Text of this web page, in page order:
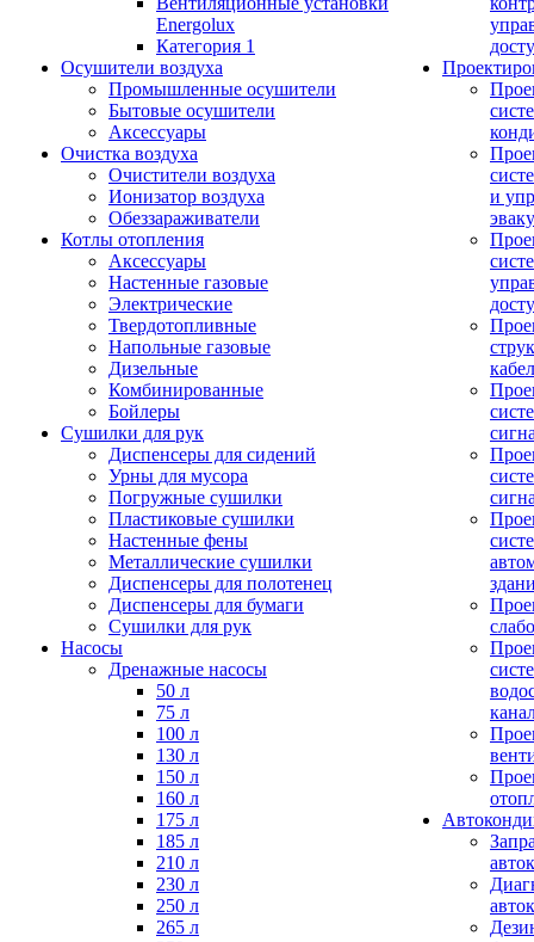
Energolux
Категория 1
Осушители воздуха
Промышленные осушители
Бытовые осушители
Аксессуары
Очистка воздуха
Очистители воздуха
Ионизатор воздуха
Обеззараживатели
Котлы отопления
Аксессуары
Настенные газовые
Электрические
Твердотопливные
Напольные газовые
Дизельные
Комбинированные
Бойлеры
Сушилки для рук
Диспенсеры для сидений
Урны для мусора
Погружные сушилки
Пластиковые сушилки
Настенные фены
Металлические сушилки
Диспенсеры для полотенец
Диспенсеры для бумаги
Сушилки для рук
Насосы
Дренажные насосы
50 л
75 л
100 л
130 л
150 л
160 л
175 л
185 л
210 л
230 л
250 л
265 л
и